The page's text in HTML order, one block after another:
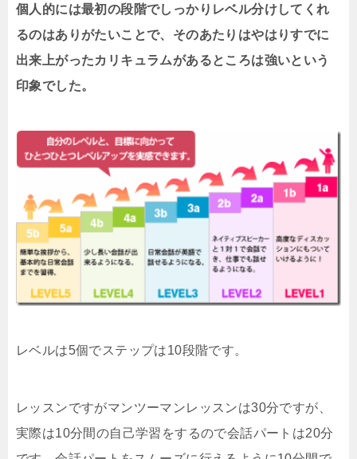
個人的には最初の段階でしっかりレベル分けしてくれ
るのはありがたいことで、そのあたりはやはりすでに
出来上がったカリキュラムがあるところは強いという
印象でした。
レベルは5個でステップは10段階です。
レッスンですがマンツーマンレッスンは30分ですが、
実際は10分間の自己学習をするので会話パートは20分